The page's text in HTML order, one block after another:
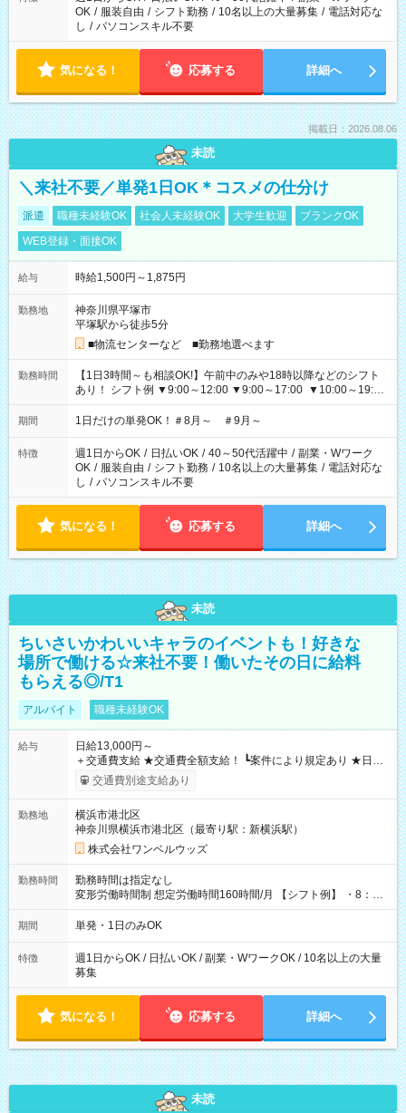
OK / 服装自由 / シフト勤務 / 10名以上の大量募集 / 電話対応な
し / パソコンスキル不要
気になる！ 応募する 詳細へ
掲載日：2026.08.06
未読
＼来社不要／単発1日OK＊コスメの仕分け
派遣 職種未経験OK 社会人未経験OK 大学生歓迎
ブランクOK
WEB登録・面接OK
給与 時給1,500円～1,875円
勤務地
神奈川県平塚市
平塚駅から徒歩5分
■物流センターなど ■勤務地選べます
勤務時間
【1日3時間～も相談OK!】午前中のみや18時以降などのシフト
あり！ シフト例 ▼9:00～12:00 ▼9:00～17:00 ▼10:00～19:00
▼18:00～21:00
期間 1日だけの単発OK！＃8月～ ＃9月～
特徴 週1日からOK / 日払いOK / 40～50代活躍中 / 副業・Wワーク
OK / 服装自由 / シフト勤務 / 10名以上の大量募集 / 電話対応な
し / パソコンスキル不要
気になる！ 応募する 詳細へ
未読
ちいさいかわいいキャラのイベントも！好きな
場所で働ける☆来社不要！働いたその日に給料
もらえる◎/T1
アルバイト 職種未経験OK
給与
日給13,000円～
＋交通費支給 ★交通費全額支給！ ┗案件により規定あり ★日払
いOK！（規定あり） ┗働いたその日に現金GET♪ お仕事後はコ
ンビニATMから 日払い分を引き落とせます！ 【試用期間】試
交通費別途支給あり
勤務地
横浜市港北区
神奈川県横浜市港北区（最寄り駅：新横浜駅）
株式会社ワンベルウッズ
勤務時間
勤務時間は指定なし
変形労働時間制 想定労働時間160時間/月 【シフト例】 ・8：00
～21：00
期間 単発・1日のみOK
特徴
週1日からOK / 日払いOK / 副業・WワークOK / 10名以上の大量
募集
気になる！ 応募する 詳細へ
未読